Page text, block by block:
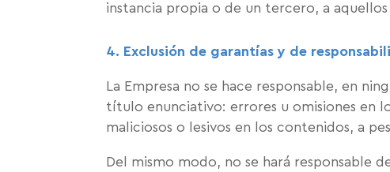
instancia propia o de un tercero, a
4. Exclusión de garantías y de
La Empresa no se hace responsable, en
título enunciativo: errores u omisiones en
maliciosos o lesivos en los contenidos, a
Del mismo modo, no se hará responsable